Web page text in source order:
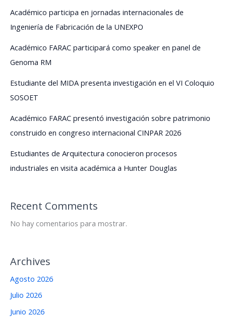
Académico participa en jornadas internacionales de
Ingeniería de Fabricación de la UNEXPO
Académico FARAC participará como speaker en panel de
Genoma RM
Estudiante del MIDA presenta investigación en el VI Coloquio
SOSOET
Académico FARAC presentó investigación sobre patrimonio
construido en congreso internacional CINPAR 2026
Estudiantes de Arquitectura conocieron procesos
industriales en visita académica a Hunter Douglas
Recent Comments
No hay comentarios para mostrar.
Archives
Agosto 2026
Julio 2026
Junio 2026